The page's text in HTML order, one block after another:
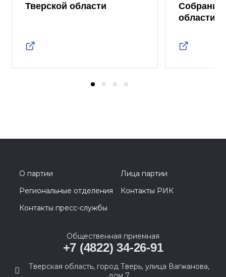
Тверской области
Собрания
области
О партии
Лица партии
Региональные отделения
Контакты РИК
Контакты пресс-службы
Общественная приемная
+7 (4822) 34-26-91
Тверская область, город Тверь, улица Вагжанова,